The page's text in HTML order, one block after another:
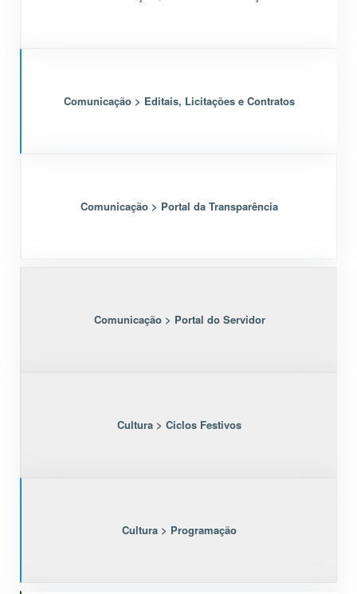
Comunicação > Editais, Licitações e Contratos
Comunicação > Portal da Transparência
Comunicação > Portal do Servidor
Cultura > Ciclos Festivos
Cultura > Programação